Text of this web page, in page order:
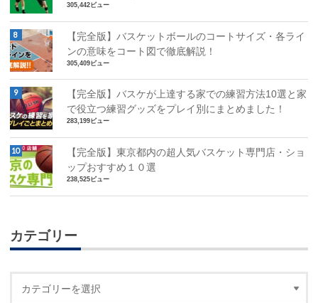
305,442ビュー
【完全版】バスケットボールのコートサイズ・各ライ
ンの意味をコート図で徹底解説！
305,409ビュー
【完全版】バスケが上達する家での練習方法10選と家
で役立つ練習グッズをプレイ別にまとめました！
283,199ビュー
【完全版】東京都内の超人気バスケット専門店・ショ
ップおすすめ１０選
238,525ビュー
カテゴリー